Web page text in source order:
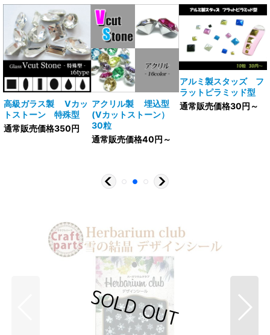
高級ガラス製 Vカッ
トストーン 特殊型
通常販売価格350円
アクリル製 埋込型
(Vカットストーン）
30粒
通常販売価格40円～
アルミ製スタッズ フ
ラットピラミッド型
通常販売価格30円～